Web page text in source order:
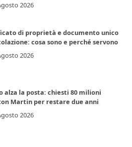
2026
di proprietà e documento unico
cosa sono e perché servono
2026
alza la posta: chiesti 80 milioni
Martin per restare due anni
2026